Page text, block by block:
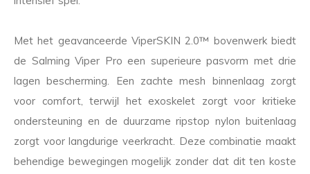
Met het geavanceerde ViperSKIN 2.0™ bovenwerk biedt
de Salming Viper Pro een superieure pasvorm met drie
lagen bescherming. Een zachte mesh binnenlaag zorgt
voor comfort, terwijl het exoskelet zorgt voor kritieke
ondersteuning en de duurzame ripstop nylon buitenlaag
zorgt voor langdurige veerkracht. Deze combinatie maakt
behendige bewegingen mogelijk zonder dat dit ten koste